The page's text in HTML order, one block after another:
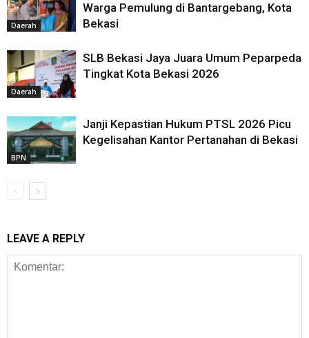
Daerah
Warga Pemulung di Bantargebang, Kota
Bekasi
Daerah
SLB Bekasi Jaya Juara Umum Peparpeda
Tingkat Kota Bekasi 2026
BPN
Janji Kepastian Hukum PTSL 2026 Picu
Kegelisahan Kantor Pertanahan di Bekasi
LEAVE A REPLY